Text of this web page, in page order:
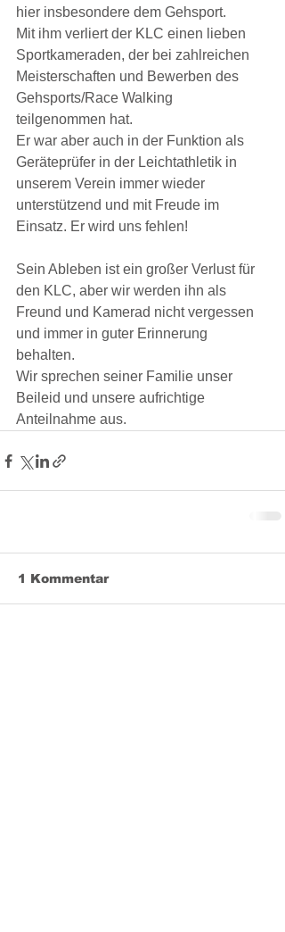
hier insbesondere dem Gehsport.
Mit ihm verliert der KLC einen lieben
Sportkameraden, der bei zahlreichen
Meisterschaften und Bewerben des
Gehsports/Race Walking
teilgenommen hat.
Er war aber auch in der Funktion als
Geräteprüfer in der Leichtathletik in
unserem Verein immer wieder
unterstützend und mit Freude im
Einsatz. Er wird uns fehlen!
Sein Ableben ist ein großer Verlust für
den KLC, aber wir werden ihn als
Freund und Kamerad nicht vergessen
und immer in guter Erinnerung
behalten.
Wir sprechen seiner Familie unser
Beileid und unsere aufrichtige
Anteilnahme aus.
1 Kommentar